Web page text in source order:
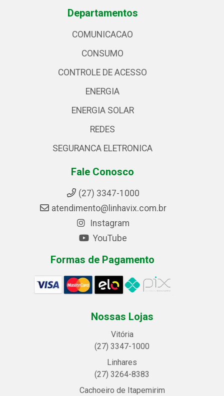
Departamentos
COMUNICACAO
CONSUMO
CONTROLE DE ACESSO
ENERGIA
ENERGIA SOLAR
REDES
SEGURANCA ELETRONICA
Fale Conosco
(27) 3347-1000
atendimento@linhavix.com.br
Instagram
YouTube
Formas de Pagamento
Nossas Lojas
Vitória
(27) 3347-1000
Linhares
(27) 3264-8383
Cachoeiro de Itapemirim